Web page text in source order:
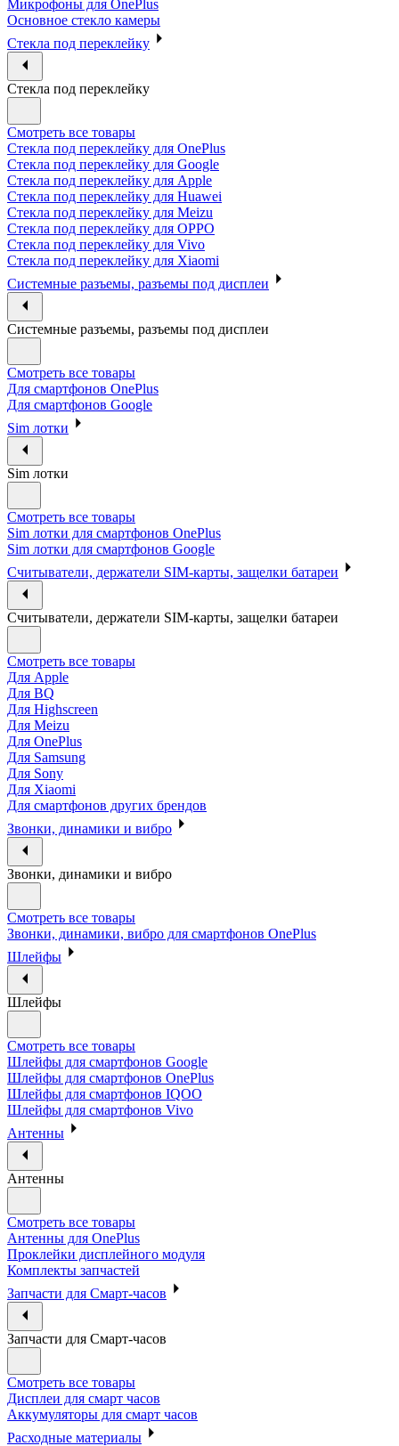
Микрофоны для OnePlus
Основное стекло камеры
Стекла под переклейку
Стекла под переклейку
Смотреть все товары
Стекла под переклейку для OnePlus
Стекла под переклейку для Google
Стекла под переклейку для Apple
Стекла под переклейку для Huawei
Стекла под переклейку для Meizu
Стекла под переклейку для OPPO
Стекла под переклейку для Vivo
Стекла под переклейку для Xiaomi
Системные разъемы, разъемы под дисплеи
Системные разъемы, разъемы под дисплеи
Смотреть все товары
Для смартфонов OnePlus
Для смартфонов Google
Sim лотки
Sim лотки
Смотреть все товары
Sim лотки для смартфонов OnePlus
Sim лотки для смартфонов Google
Считыватели, держатели SIM-карты, защелки батареи
Считыватели, держатели SIM-карты, защелки батареи
Смотреть все товары
Для Apple
Для BQ
Для Highscreen
Для Meizu
Для OnePlus
Для Samsung
Для Sony
Для Xiaomi
Для смартфонов других брендов
Звонки, динамики и вибро
Звонки, динамики и вибро
Смотреть все товары
Звонки, динамики, вибро для смартфонов OnePlus
Шлейфы
Шлейфы
Смотреть все товары
Шлейфы для смартфонов Google
Шлейфы для смартфонов OnePlus
Шлейфы для смартфонов IQOO
Шлейфы для смартфонов Vivo
Антенны
Антенны
Смотреть все товары
Антенны для OnePlus
Проклейки дисплейного модуля
Комплекты запчастей
Запчасти для Смарт-часов
Запчасти для Смарт-часов
Смотреть все товары
Дисплеи для смарт часов
Аккумуляторы для смарт часов
Расходные материалы